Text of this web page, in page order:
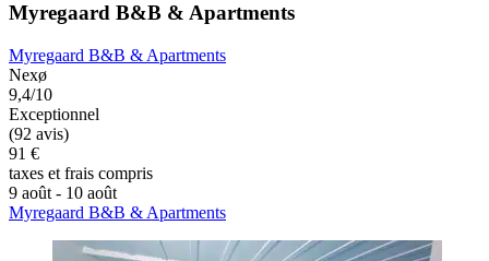
Myregaard B&B & Apartments
Myregaard B&B & Apartments
Nexø
9,4/10
Exceptionnel
(92 avis)
91 €
taxes et frais compris
9 août - 10 août
Myregaard B&B & Apartments